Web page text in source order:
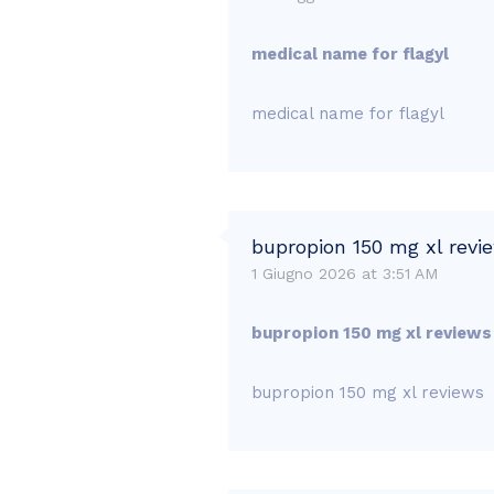
medical name for flagyl
medical name for flagyl
bupropion 150 mg xl
1 Giugno 2026 at 3:51 AM
bupropion 150 mg xl reviews
bupropion 150 mg xl reviews